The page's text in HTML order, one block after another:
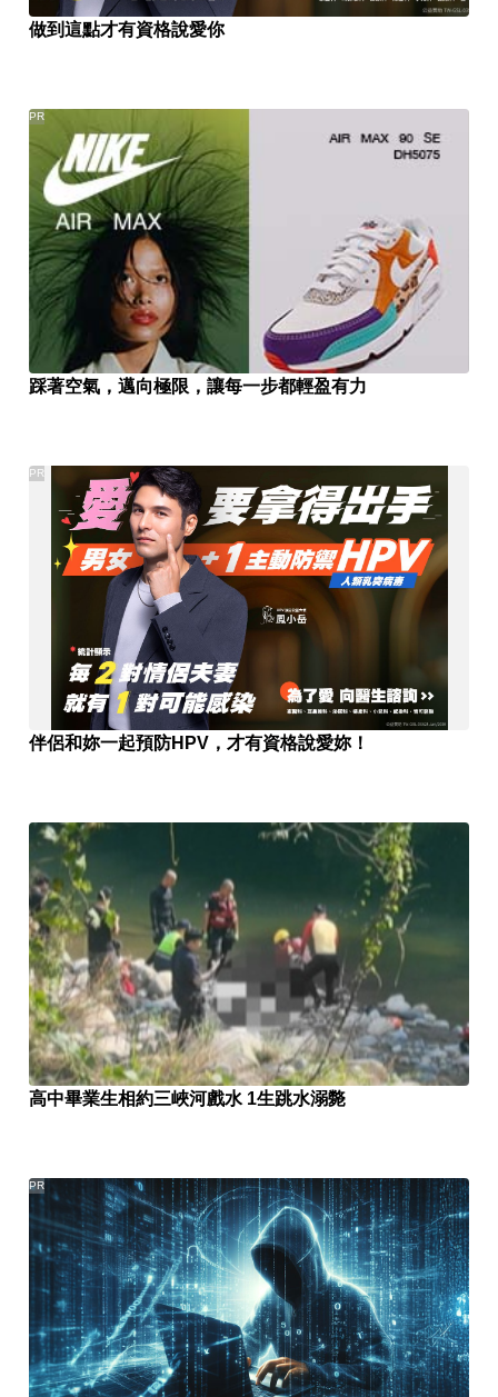
做到這點才有資格說愛你
踩著空氣，邁向極限，讓每一步都輕盈有力
PR
伴侶和妳一起預防HPV，才有資格說愛妳！
PR
高中畢業生相約三峽河戲水 1生跳水溺斃
PR